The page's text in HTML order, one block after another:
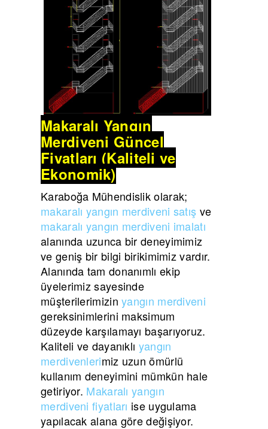
Makaralı Yangın
Merdiveni Güncel
Fiyatları (Kaliteli ve
Ekonomik)
Karaboğa Mühendislik olarak;
makaralı yangın merdiveni satış ve
makaralı yangın merdiveni imalatı
alanında uzunca bir deneyimimiz
ve geniş bir bilgi birikimimiz vardır.
Alanında tam donanımlı ekip
üyelerimiz sayesinde
müşterilerimizinyangın merdiveni
gereksinimlerini maksimum
düzeyde karşılamayı başarıyoruz.
Kaliteli ve dayanıklı yangın
merdivenlerimiz uzun ömürlü
kullanım deneyimini mümkün hale
getiriyor. Makaralı yangın
merdiveni fiyatları ise uygulama
yapılacak alana göre değişiyor.